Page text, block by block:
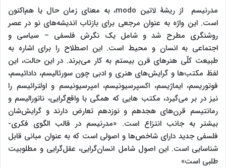
مدرنیسم از ریشۀ لاتین modo، به معنای زمان حال یا هم‌اکنون
است. این واژه به عنوان مرجعی برای بازتاب اندیشه‌های نو در عصر
روشنگری مطرح شد و شامل یک نگرش فلسفی – سیاسی و
اجتماعی به انسان و محیط است. این اصطلاح را برای اشاره به
طبیعت کلّی هنرهای قرن بیستم به کار می‌برند. در این حالت، این
لفظ مکتب‌ها و گرایش‌های هنری و ادبی چون سورئالیسم، دادائیسم،
فوتوریسم، ایماژیسم، اکسپرسیونیسم، امپرسیونیسم و اولترائیسم را
نیز در بر می‌گیرد، مکتب هایی که همگی با واقع‌گرایی، ناتورالیسم و
رمانتیسم قرن‌های هجدهم و نوزدهم تعارض دارند و گرایش‌شان
بیشتر به جانب انتزاع است. «مدرنیسم در قالب الگوی فکری-
فلسفی جدید دارای شاخص‌ها و اصولی است که به عنوان مبانی قابل
شناسایی است. این اصول شامل انسان‌گرایی، عقل‌گرایی و مطلوبیت
طلبی است»